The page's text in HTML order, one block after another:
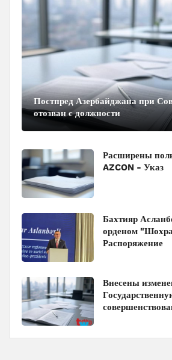
Постпред Азербайджана при
отозван с должности
Расширены
AZCON - Указ
Бахтияр
орденом
Распоряжение
Внесены